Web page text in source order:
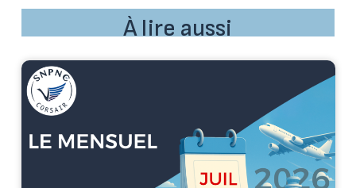
À lire aussi